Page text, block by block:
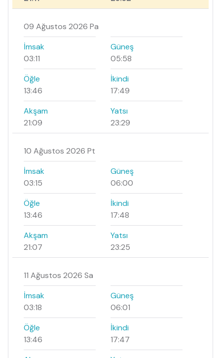
09 Ağustos 2026 Pa
İmsak
03:11
Güneş
05:58
Öğle
13:46
İkindi
17:49
Akşam
21:09
Yatsı
23:29
10 Ağustos 2026 Pt
İmsak
03:15
Güneş
06:00
Öğle
13:46
İkindi
17:48
Akşam
21:07
Yatsı
23:25
11 Ağustos 2026 Sa
İmsak
03:18
Güneş
06:01
Öğle
13:46
İkindi
17:47